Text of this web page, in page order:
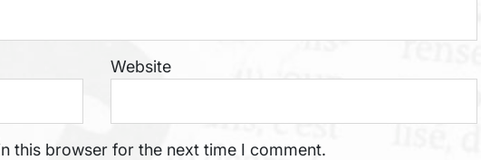
Website
this browser for the next time I comment.